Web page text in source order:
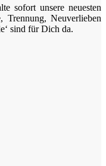
sofort unsere neuesten
Trennung, Neuverlieben
sind für Dich da.